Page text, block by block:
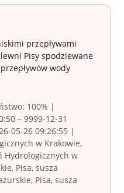
przepływami
Pisy spodziewane
wody
100% |
– 9999-12-31
05-26 09:26:55 |
w Krakowie,
Hydrologicznych w
Pisa, susza
Pisa, susza